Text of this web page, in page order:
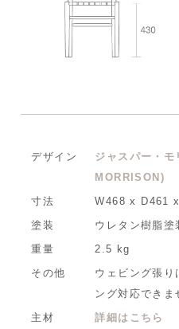
デザイン
ジャスパー・
MORRISON)
寸法
W468 x D461
塗装
ウレタン樹脂塗
重量
2.5 kg
その他
ウェビング張り
ング対応できま
主材
詳細はこちら